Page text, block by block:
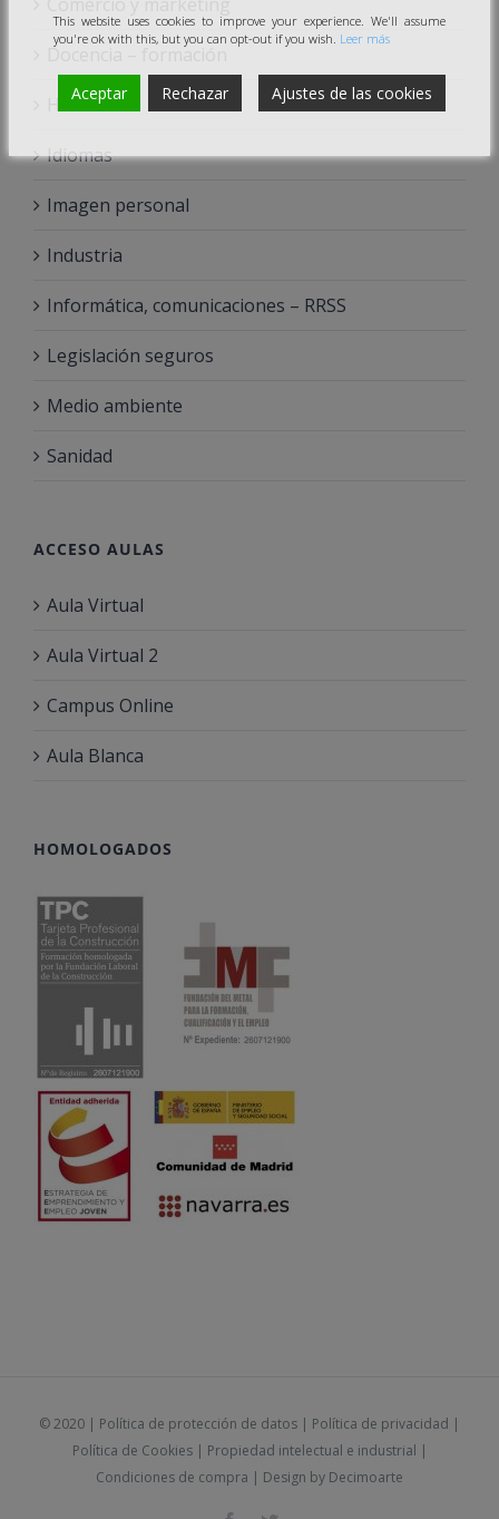
Docencia – formación
Hostelería
Idiomas
Imagen personal
Industria
Informática, comunicaciones – RRSS
Legislación seguros
Medio ambiente
Sanidad
ACCESO AULAS
Aula Virtual
Aula Virtual 2
Campus Online
Aula Blanca
HOMOLOGADOS
© 2020 | Política de protección de datos | Política de privacidad |
Política de Cookies| Propiedad intelectual e industrial |
Condiciones de compra | Design by Decimoarte
This website uses cookies to improve your experience. We'll assume
you're ok with this, but you can opt-out if you wish. Leer más
Aceptar Rechazar Ajustes de las cookies